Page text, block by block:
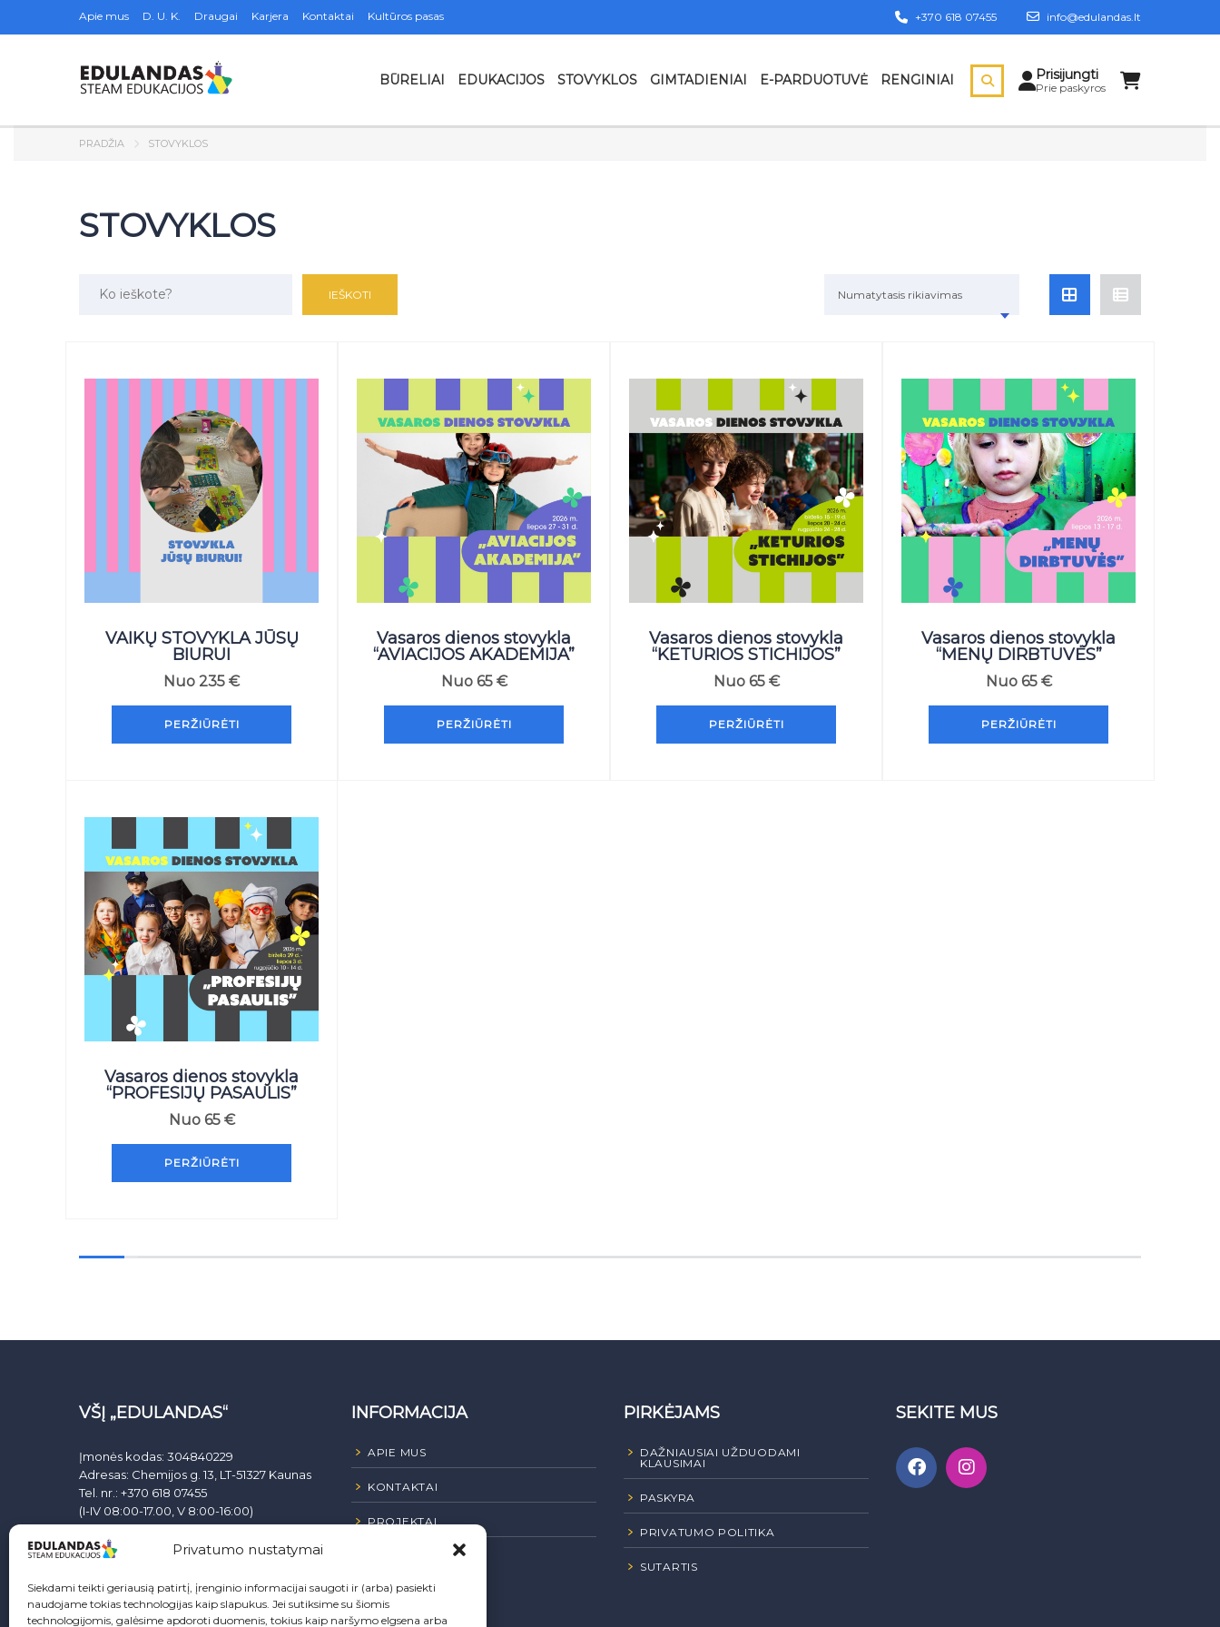
Privatumo nustatymai
Siekdami teikti geriausią patirtį, įrenginio informacijai saugoti ir (arba) pasiekti
naudojame tokias technologijas kaip slapukus. Jei sutiksime su šiomis
technologijomis, galėsime apdoroti duomenis, tokius kaip naršymo elgsena arba
Apie mus D. U. K. Draugai Karjera Kontaktai Kultūros pasas info@edulandas.lt
+370 618 07455
Prisijungti
Prie paskyros
BŪRELIAI EDUKACIJOS STOVYKLOS GIMTADIENIAI E-PARDUOTUVĖ RENGINIAI
PRADŽIA STOVYKLOS
STOVYKLOS
Numatytasis rikiavimas
VAIKŲ STOVYKLA JŪSŲ
BIURUI
Nuo 235 €
PERŽIŪRĖTI
Vasaros dienos stovykla
“AVIACIJOS AKADEMIJA”
Nuo 65 €
PERŽIŪRĖTI
Vasaros dienos stovykla
“KETURIOS STICHIJOS”
Nuo 65 €
PERŽIŪRĖTI
Vasaros dienos stovykla
“MENŲ DIRBTUVĖS”
Nuo 65 €
PERŽIŪRĖTI
Vasaros dienos stovykla
“PROFESIJŲ PASAULIS”
Nuo 65 €
PERŽIŪRĖTI
VŠĮ „EDULANDAS“
Įmonės kodas: 304840229
Adresas: Chemijos g. 13, LT-51327 Kaunas
Tel. nr.: +370 618 07455
(I-IV 08:00-17.00, V 8:00-16:00)
El. paštas:info@edulandas.lt
Sąsk. nr.: LT407044060008224299 AB SEB
Ginčai dėl sutarties netinkamo vykdymo
ar nevykdymo ne teisme nagrinėjami
INFORMACIJA
APIE MUS
KONTAKTAI
PROJEKTAI
VIEŠIEJI PIRKIMAI
PIRKĖJAMS
DAŽNIAUSIAI UŽDUODAMI
KLAUSIMAI
PASKYRA
PRIVATUMO POLITIKA
SUTARTIS
SEKITE MUS